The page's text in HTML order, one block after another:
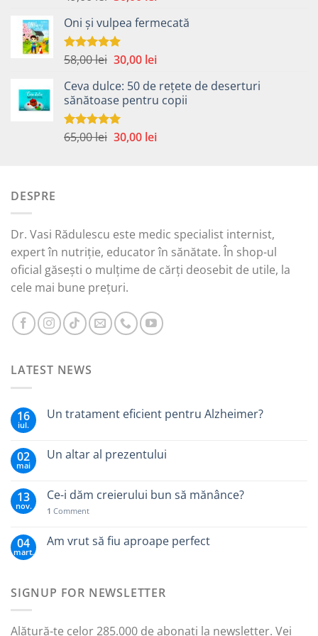
a
fost:
49,00 lei.
este:
Oni și vulpea fermecată
Evaluat la
58,00lei Prețul
a
fost:
58,00 lei.
30,00 leiPrețul
este:
30,00 lei.
Ceva dulce: 50 de rețete de deserturi
sănătoase pentru copii
Evaluat la
65,00lei Prețul
30,00 leiPrețul
DESPRE
Dr. Vasi Rădulescu este medic specialist internist,
expert în nutriție, educator în sănătate. În shop-ul
oficial găsești o mulțime de cărți deosebit de utile, la
cele mai bune prețuri.
LATEST NEWS
16
iul.
Un tratament eficient pentru Alzheimer?
02
mai
Un altar al prezentului
13
nov.
Ce-i dăm creierului bun să mănânce?
1 Comment
04
mart.
Am vrut să fiu aproape perfect
SIGNUP FOR NEWSLETTER
Alătură-te celor 285.000 de abonați la newsletter. Vei